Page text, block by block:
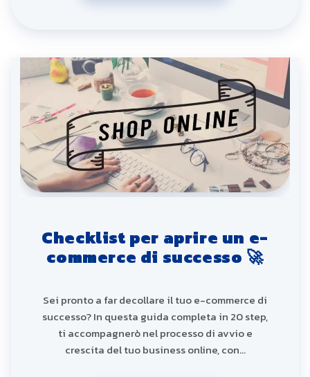
Checklist per aprire un e-
commerce di successo 🚀
Sei pronto a far decollare il tuo e-commerce di
successo? In questa guida completa in 20 step,
ti accompagnerò nel processo di avvio e
crescita del tuo business online, con…